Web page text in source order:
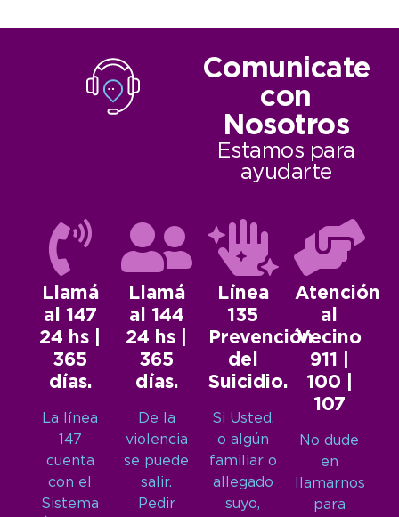
Comunicate
con
Nosotros
Estamos para
ayudarte
Llamá
al 147
24 hs |
365
días.
La línea
147
cuenta
con el
Sistema
Llamá
al 144
24 hs |
365
días.
De la
violencia
se puede
salir.
Pedir
Línea
135
Prevención
del
Suicidio.
Si Usted,
o algún
familiar o
allegado
suyo,
Atención
al
Vecino
911 |
100 |
107
No dude
en
llamarnos
para